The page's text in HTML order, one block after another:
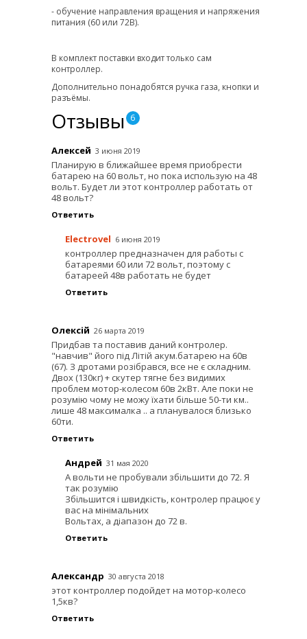
- обучение направления вращения и напряжения
питания (60 или 72В).
В комплект поставки входит только сам
контроллер.
Дополнительно понадобятся ручка газа, кнопки и
разъёмы.
Отзывы6
Алексей 3 июня 2019
Планирую в ближайшее время приобрести
батарею на 60 вольт, но пока использую на 48
вольт. Будет ли этот контроллер работать от
48 вольт?
Ответить
Electrovel 6 июня 2019
контроллер предназначен для работы с
батареями 60 или 72 вольт, поэтому с
батареей 48в работать не будет
Ответить
Олексій 26 марта 2019
Придбав та поставив даний контролер.
"навчив" його під Літій акум.батарею на 60в
(67). З дротами розібрався, все не є складним.
Двох (130кг) + скутер тягне без видимих
проблем мотор-колесом 60в 2кВт. Але поки не
розумію чому не можу їхати більше 50-ти км..
лише 48 максималка .. а планувалося близько
60ти.
Ответить
Андрей 31 мая 2020
А вольти не пробували збільшити до 72. Я
так розумію
Збільшится і швидкість, контролер працює у
вас на мінімальних
Вольтах, а діапазон до 72 в.
Ответить
Александр 30 августа 2018
этот контроллер подойдет на мотор-колесо
1,5кв?
Ответить